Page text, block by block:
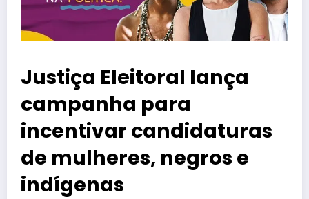
Justiça Eleitoral lança
campanha para
incentivar candidaturas
de mulheres, negros e
indígenas